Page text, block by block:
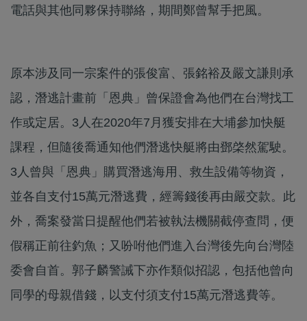
電話與其他同夥保持聯絡，期間鄭曾幫手把風。
原本涉及同一宗案件的張俊富、張銘裕及嚴文謙則承
認，潛逃計畫前「恩典」曾保證會為他們在台灣找工
作或定居。3人在2020年7月獲安排在大埔參加快艇
課程，但隨後喬通知他們潛逃快艇將由鄧棨然駕駛。
3人曾與「恩典」購買潛逃海用、救生設備等物資，
並各自支付15萬元潛逃費，經籌錢後再由嚴交款。此
外，喬案發當日提醒他們若被執法機關截停查問，便
假稱正前往釣魚；又吩咐他們進入台灣後先向台灣陸
委會自首。郭子麟警誡下亦作類似招認，包括他曾向
同學的母親借錢，以支付須支付15萬元潛逃費等。